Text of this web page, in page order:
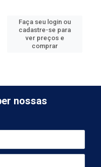
Faça seu login ou
cadastre-se para
ver preços e
comprar
nossas